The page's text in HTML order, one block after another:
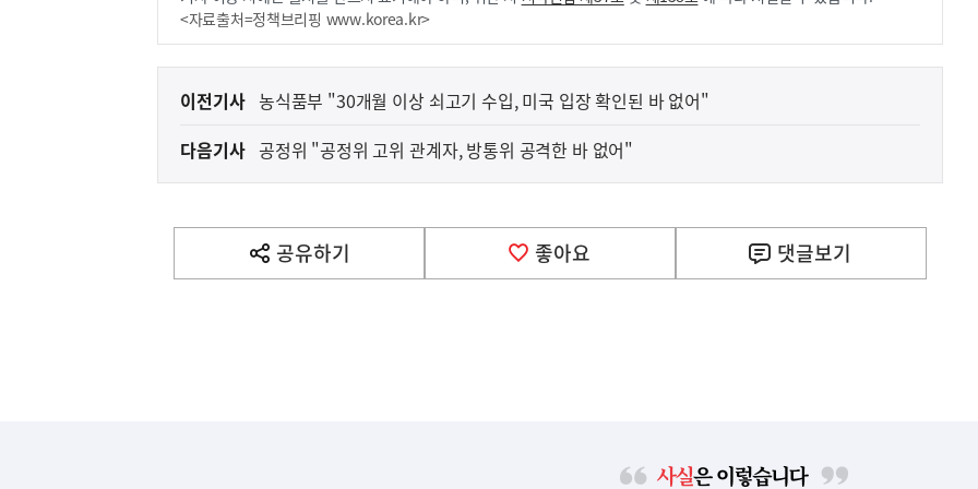
<자료출처=정책브리핑 www.korea.kr>
이
다
음
기
영
이전기사 농식품부 "30개월 이상 쇠고기 수입, 미국 입장 확인된 바 없어"
다음기사 공정위 "공정위 고위 관계자, 방통위 공격한 바 없어"
공유하기
열
기
좋아요 댓글보기